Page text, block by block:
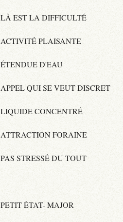
LÀ EST LA DIFFICULTÉ
ACTIVITÉ PLAISANTE
ÉTENDUE D'EAU
APPEL QUI SE VEUT DISCRET
LIQUIDE CONCENTRÉ
ATTRACTION FORAINE
PAS STRESSÉ DU TOUT
PETIT ÉTAT- MAJOR